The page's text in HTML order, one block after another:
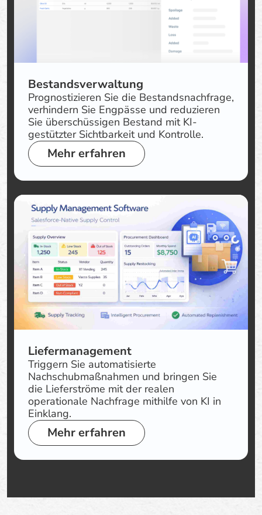
Bestandsverwaltung
Prognostizieren Sie die Bestandsnachfrage,
verhindern Sie Engpässe und reduzieren
Sie überschüssigen Bestand mit KI-
gestützter Sichtbarkeit und Kontrolle.
Mehr erfahren
Liefermanagement
Triggern Sie automatisierte
Nachschubmaßnahmen und bringen Sie
die Lieferströme mit der realen
operationale Nachfrage mithilfe von KI in
Einklang.
Mehr erfahren